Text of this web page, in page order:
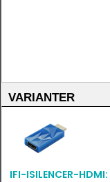
VARIANTER
IFI-ISILENCER-HDMI: